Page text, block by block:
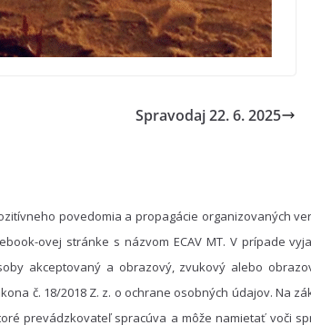
Spravodaj 22. 6. 2025
povedomia a propagácie organizovaných
ovej stránke s názvom ECAV MT. V prípade
akceptovaný a obrazový, zvukový alebo
č. 18/2018 Z. z. o ochrane osobných údajov. Na
prevádzkovateľ spracúva a môže namietať voči